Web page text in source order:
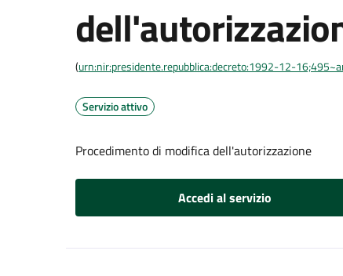
(urn:nir:presidente.repubblica:decreto:1992-12-
Servizio attivo
Procedimento di modifica dell'autorizzazione
Accedi al servizio